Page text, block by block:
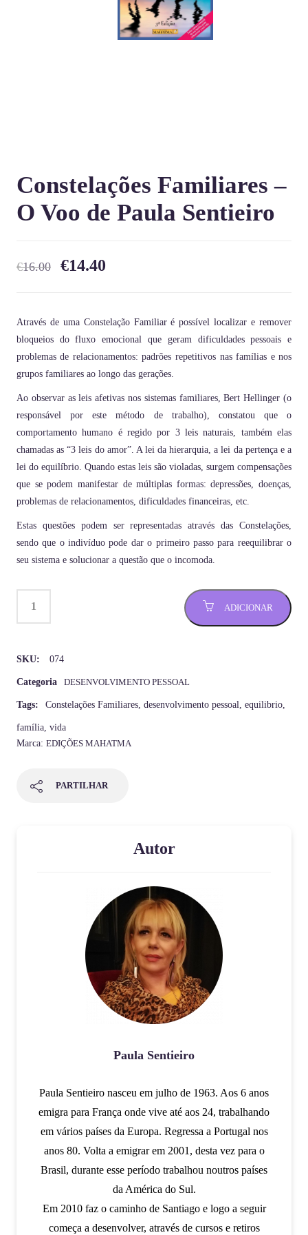
Constelações Familiares –
O Voo de Paula Sentieiro
€16.00 €14.40
Através de uma Constelação Familiar é possível localizar e remover
bloqueios do fluxo emocional que geram dificuldades pessoais e
problemas de relacionamentos: padrões repetitivos nas famílias e nos
grupos familiares ao longo das gerações.
Ao observar as leis afetivas nos sistemas familiares, Bert Hellinger (o
responsável por este método de trabalho), constatou que o
comportamento humano é regido por 3 leis naturais, também elas
chamadas as “3 leis do amor”. A lei da hierarquia, a lei da pertença e a
lei do equilíbrio. Quando estas leis são violadas, surgem compensações
que se podem manifestar de múltiplas formas: depressões, doenças,
problemas de relacionamentos, dificuldades financeiras, etc.
Estas questões podem ser representadas através das Constelações,
sendo que o indivíduo pode dar o primeiro passo para reequilibrar o
seu sistema e solucionar a questão que o incomoda.
ADICIONAR
SKU: 074
Categoria DESENVOLVIMENTO PESSOAL
Tags: Constelações Familiares, desenvolvimento pessoal, equilibrio,
família, vida
Marca: EDIÇÕES MAHATMA
PARTILHAR
Autor
Paula Sentieiro
Paula Sentieiro nasceu em julho de 1963. Aos 6 anos
emigra para França onde vive até aos 24, trabalhando
em vários países da Europa. Regressa a Portugal nos
anos 80. Volta a emigrar em 2001, desta vez para o
Brasil, durante esse período trabalhou noutros países
da América do Sul.
Em 2010 faz o caminho de Santiago e logo a seguir
começa a desenvolver, através de cursos e retiros